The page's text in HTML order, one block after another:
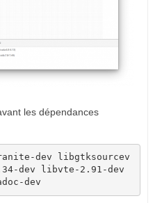
les dépendances
dev libgtksourcev
dev libvte-2.91-dev
dev